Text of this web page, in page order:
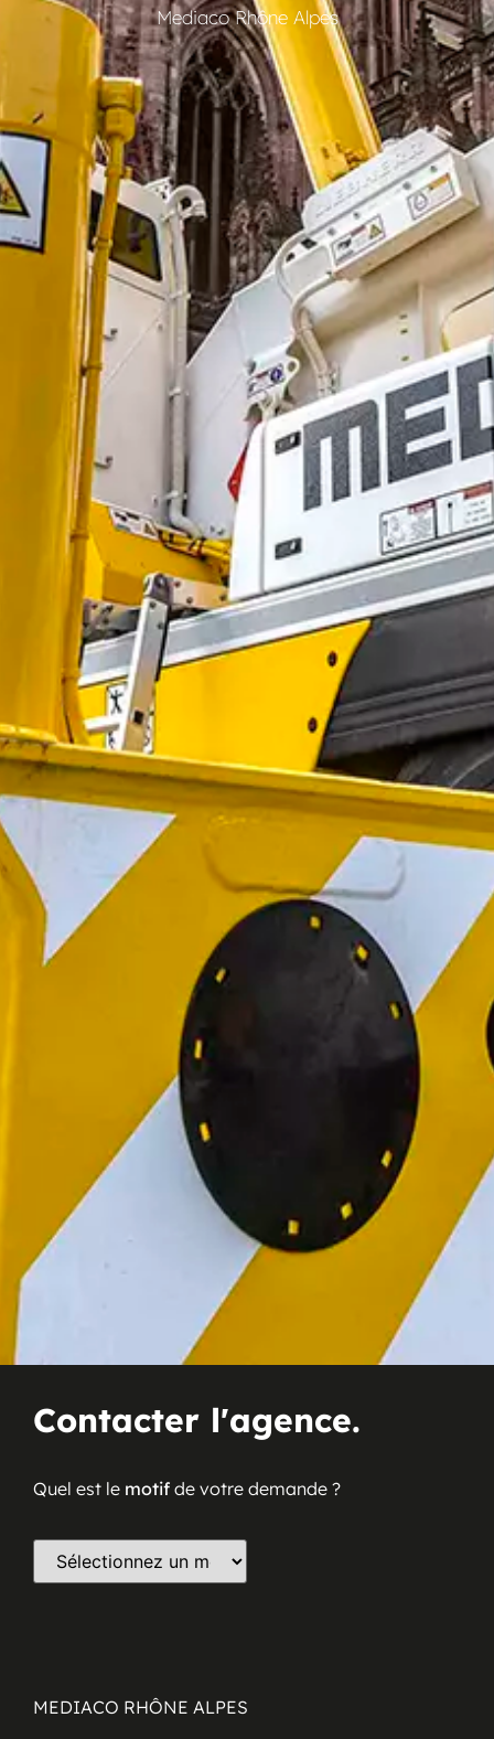
Mediaco Rhône Alpes
Contacter l'agence.
Quel est le motif de votre demande ?
MEDIACO RHÔNE ALPES